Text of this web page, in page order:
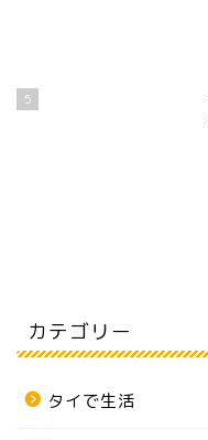
5
カテゴリー
タイで生活